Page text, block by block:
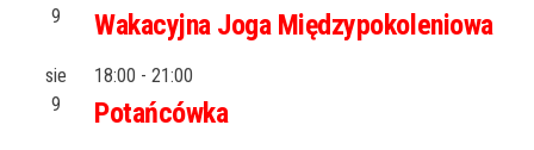
9
Wakacyjna Joga Międzypokoleniowa
sie
9
18:00 - 21:00
Potańcówka